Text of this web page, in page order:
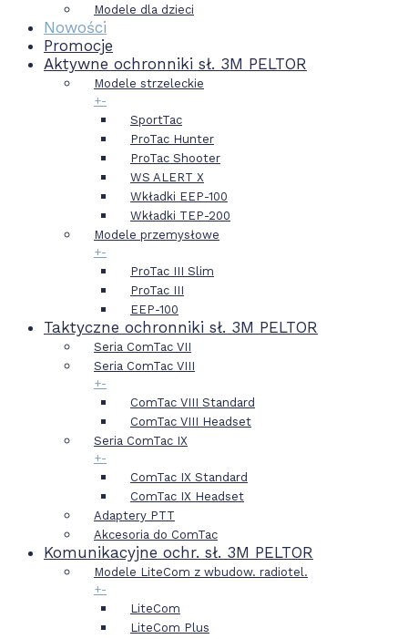
Modele dla dzieci
Nowości
Promocje
Aktywne ochronniki sł. 3M PELTOR
Modele strzeleckie
+-
SportTac
ProTac Hunter
ProTac Shooter
WS ALERT X
Wkładki EEP-100
Wkładki TEP-200
Modele przemysłowe
+-
ProTac III Slim
ProTac III
EEP-100
Taktyczne ochronniki sł. 3M PELTOR
Seria ComTac VII
Seria ComTac VIII
+-
ComTac VIII Standard
ComTac VIII Headset
Seria ComTac IX
+-
ComTac IX Standard
ComTac IX Headset
Adaptery PTT
Akcesoria do ComTac
Komunikacyjne ochr. sł. 3M PELTOR
Modele LiteCom z wbudow. radiotel.
+-
LiteCom
LiteCom Plus